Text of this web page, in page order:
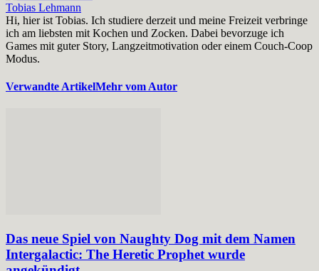
Tobias Lehmann
Hi, hier ist Tobias. Ich studiere derzeit und meine Freizeit verbringe
ich am liebsten mit Kochen und Zocken. Dabei bevorzuge ich
Games mit guter Story, Langzeitmotivation oder einem Couch-Coop
Modus.
Verwandte ArtikelMehr vom Autor
Das neue Spiel von Naughty Dog mit dem Namen
Intergalactic: The Heretic Prophet wurde